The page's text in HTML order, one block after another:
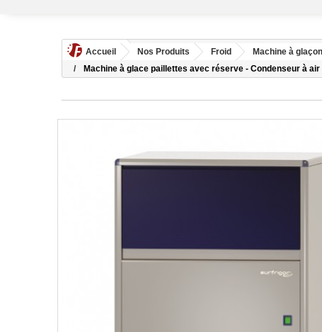
Accueil Nos Produits Froid Machine à
Machine à glace paillettes avec réserve - Condenseur à air